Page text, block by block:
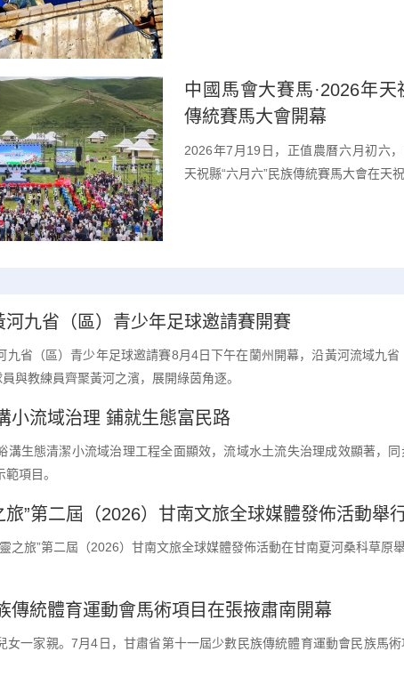
中國馬會大賽馬·2026年天
傳統賽馬大會開幕
2026年7月19日，正值農曆六月初六
天祝縣“六月六”民族傳統賽馬大會在天
河九省（區）青少年足球邀請賽開賽
九省（區）青少年足球邀請賽8月4日下午在蘭州開幕，沿黃河流域九
與教練員齊聚黃河之濱，展開綠茵角逐。
小流域治理 鋪就生態富民路
溝生態清潔小流域治理工程全面顯效，流域水土流失治理成效顯著，
項目。
旅”第二屆（2026）甘南文旅全球媒體發佈活動舉
之旅”第二屆（2026）甘南文旅全球媒體發佈活動在甘南夏河桑科草原舉
傳統體育運動會馬術項目在張掖肅南開幕
女一家親。7月4日，甘肅省第十一屆少數民族傳統體育運動會民族馬
10月15日，歷經20天的行
麥的中亞班列抵達甘肅境內